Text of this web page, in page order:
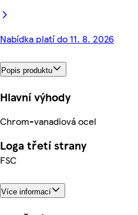
Nabídka platí do 11. 8. 2026
Popis produktu
Hlavní výhody
Chrom-vanadiová ocel
Loga třetí strany
FSC
Více informací